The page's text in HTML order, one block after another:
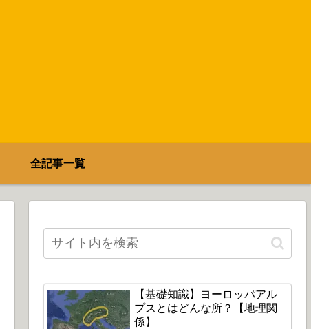
全記事一覧
【基礎知識】ヨーロッパアル
プスとはどんな所？【地理関
係】